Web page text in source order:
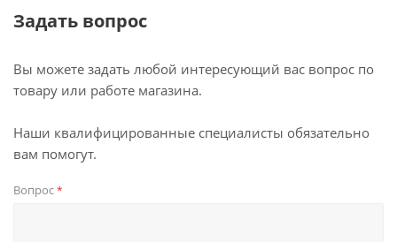
Задать вопрос
Вы можете задать любой интересующий вас вопрос по
товару или работе магазина.
Наши квалифицированные специалисты обязательно
вам помогут.
Вопрос*